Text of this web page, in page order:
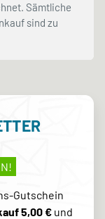
Sämtliche
sind zu
Gutschein
5,00 €und